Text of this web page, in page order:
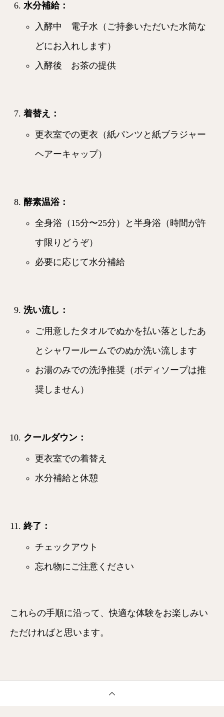
水分補給：
入酵中 電子水（ご持参いただいた水筒な
どにお入れします）
入酵後 お茶の提供
着替え ：
更衣室での更衣（紙パンツと紙ブラジャー
ヘアーキャップ）
酵素温浴：
全身浴（15分〜25分）と半身浴（時間が許
す限りどうぞ）
必要に応じて水分補給
洗い流し ：
ご用意したタオルでぬかを払い落としたあ
とシャワールームでのぬか洗い流します
お湯のみでの洗浄推奨（ボディソープは推
奨しません）
クールダウン ：
更衣室での着替え
水分補給と休憩
終了 ：
チェックアウト
忘れ物にご注意ください
これらの手順に沿って、快適な体験をお楽しみい
ただければと思います。